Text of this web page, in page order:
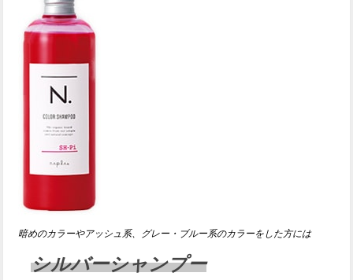
暗めのカラーやアッシュ系、グレー・ブルー系のカラーをした方には
シルバーシャンプー